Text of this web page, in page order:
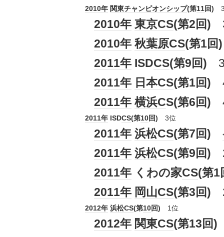
2010年 関東チャンピオンシップ(第11回)
2010年 東京CS(第2回)
2010年 秋葉原CS(第1回)
2011年 ISDCS(第9回)
2011年 日本CS(第1回)
2011年 横浜CS(第6回)
2011年 ISDCS(第10回) 3位
2011年 浜松CS(第7回)
2011年 浜松CS(第9回)
2011年 くわの家CS(第1
2011年 岡山CS(第3回)
2012年 浜松CS(第10回) 1位
2012年 関東CS(第13回)